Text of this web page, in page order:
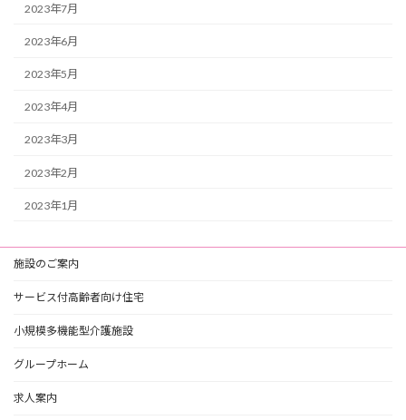
2023年7月
2023年6月
2023年5月
2023年4月
2023年3月
2023年2月
2023年1月
施設のご案内
サービス付高齢者向け住宅
小規模多機能型介護施設
グループホーム
求人案内